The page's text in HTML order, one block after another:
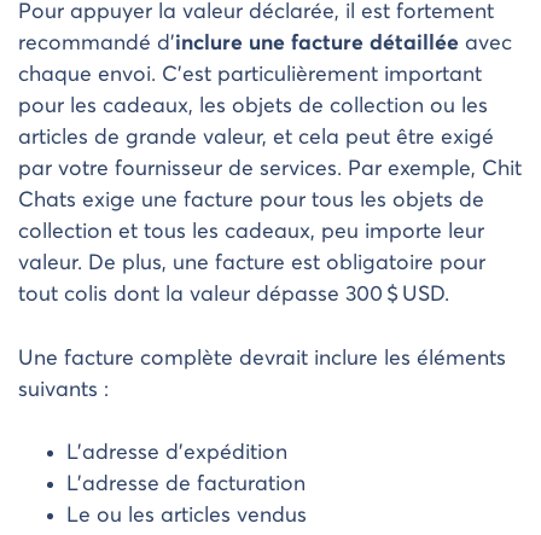
Pour appuyer la valeur déclarée, il est fortement
recommandé d’inclure une facture détaillée avec
chaque envoi. C’est particulièrement important
pour les cadeaux, les objets de collection ou les
articles de grande valeur, et cela peut être exigé
par votre fournisseur de services. Par exemple, Chit
Chats exige une facture pour tous les objets de
collection et tous les cadeaux, peu importe leur
valeur. De plus, une facture est obligatoire pour
tout colis dont la valeur dépasse 300 $ USD.
Une facture complète devrait inclure les éléments
suivants :
L’adresse d’expédition
L’adresse de facturation
Le ou les articles vendus